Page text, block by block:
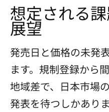
想定される
展望
発売日と価格の未発
ます。規制登録から
地域差で、日本市場
発表を待つしかあり